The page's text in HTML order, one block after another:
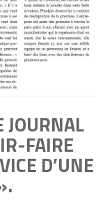
JOURNAL
FAIRE
D’UNE